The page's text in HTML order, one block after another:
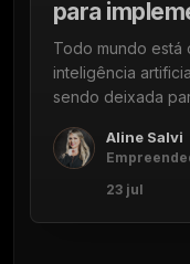
para
Todo mundo está
inteligência
sendo deixada
Aline Salvi
23 jul